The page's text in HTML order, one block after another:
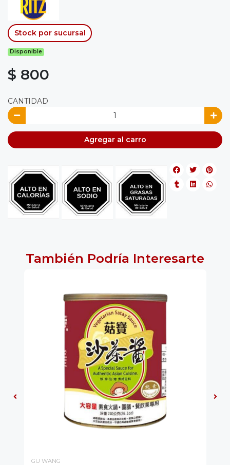
Stock por sucursal
Disponible
$ 800
CANTIDAD
Agregar al carro
También Podría Interesarte
GU WANG